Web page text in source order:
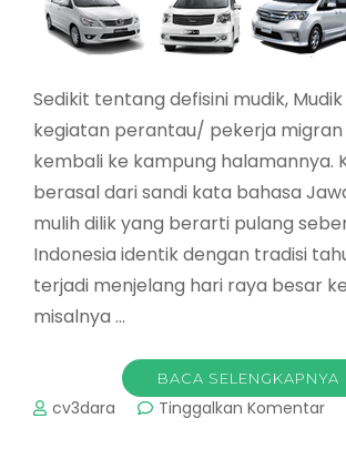
Sedikit tentang defisini mudik,
kegiatan perantau/ pekerja
kembali ke kampung halamannya.
berasal dari sandi kata bahasa
mulih dilik yang berarti pulang
Indonesia identik dengan tradisi
terjadi menjelang hari raya besar
misalnya …
BACA SELENGKAPNYA
cv3dara Tinggalkan Komentar